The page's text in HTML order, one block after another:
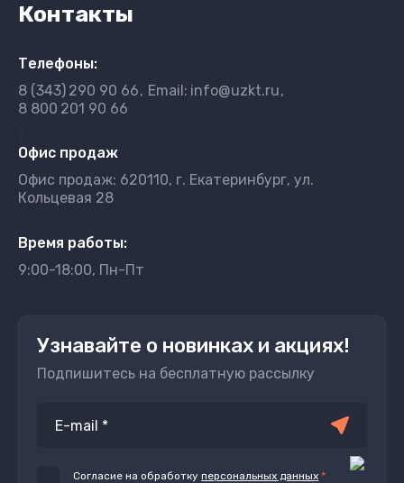
Контакты
Телефоны:
8 (343) 290 90 66 Email: info@uzkt.ru
8 800 201 90 66
Офис продаж
Офис продаж: 620110, г. Екатеринбург, ул.
Кольцевая 28
Время работы:
9:00-18:00, Пн-Пт
Узнавайте о новинках и акциях!
Подпишитесь на бесплатную рассылку
Согласие на обработку персональных данных *